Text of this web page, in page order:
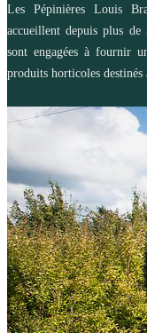
Les Pépinières Louis
accueillent depuis plus de
sont engagées à fournir
produits horticoles